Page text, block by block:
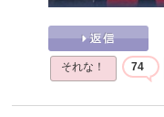
それな！ 74